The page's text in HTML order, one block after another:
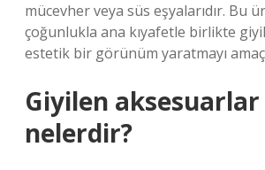
mücevher veya süs eşyalarıdır. Bu
çoğunlukla ana kıyafetle birlikte
estetik bir görünüm yaratmayı
Giyilen aksesuarlar
nelerdir?